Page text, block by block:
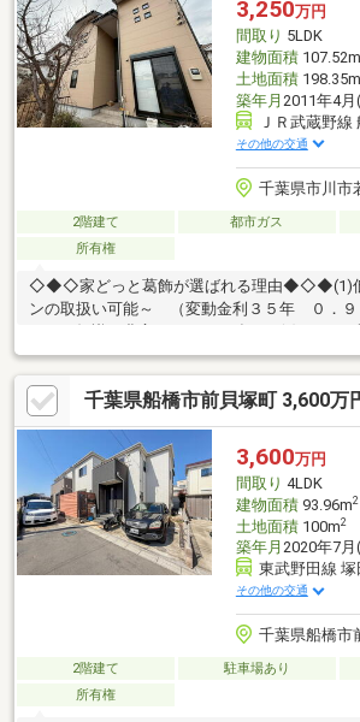
3,250万円
間取り 5LDK
建物面積107.52m
土地面積198.35m
築年月 2011年4
ＪＲ武蔵野
その他の交通
千葉県市川市
2階建て 都市ガス
所有権
◇◆◇家どっと葛飾が選ばれる理由◆◇◆(1)低
ンの取扱い可能～ （変動金利３５年 ０．９
ーンの知識が豊富でローンに強い～(3)ライフ
せが出来る～（無料）～【今のお客様のご状
い】～◆毎月支払う住居費って自分達はいく
◆歳を重ねてもずっと安心して暮らせる場所
たいけど、手続きとか税金とか色々心配。期
みや不安も多いと思います。不動産売買専門
悩んできた数が多い私達だから解決出来る問題
千葉県船橋市前貝塚町 3,600万
3,600万円
間取り 4LDK
建物面積93.96m2
土地面積100m2
築年月 2020年7
東武野田線
その他の交通
千葉県船橋市
2階建て 駐車場あり
所有権